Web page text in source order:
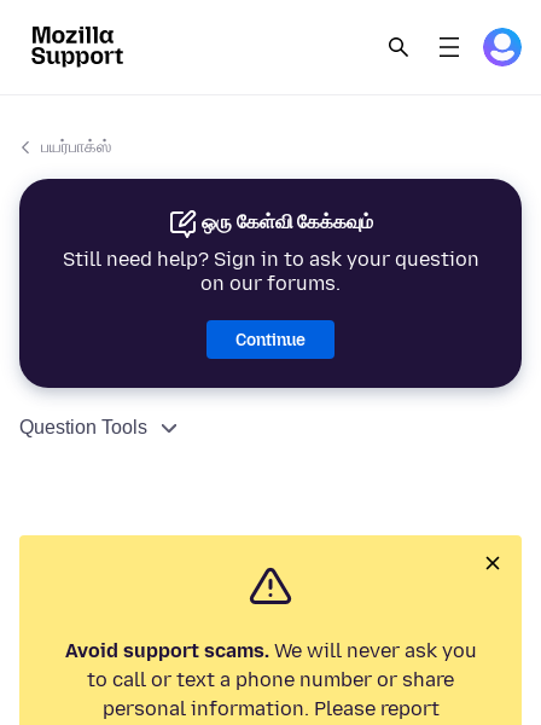
பயர்பாக்ஸ்
ஒரு கேள்வி கேக்கவும்
Still need help? Sign in to ask your question
on our forums.
Continue
Question Tools
Avoid support scams.We will never ask you
to call or text a phone number or share
personal information. Please report